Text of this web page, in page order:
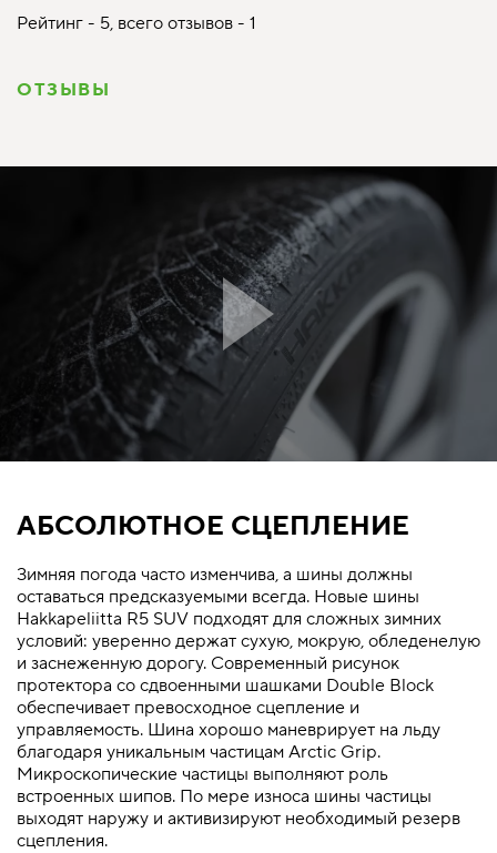
Рейтинг - 5, всего отзывов - 1
ОТЗЫВЫ
АБСОЛЮТНОЕ СЦЕПЛЕНИЕ
Зимняя погода часто изменчива, а шины должны
оставаться предсказуемыми всегда. Новые шины
Hakkapeliitta R5 SUV подходят для сложных зимних
условий: уверенно держат сухую, мокрую, обледенелую
и заснеженную дорогу. Современный рисунок
протектора со сдвоенными шашками Double Block
обеспечивает превосходное сцепление и
управляемость. Шина хорошо маневрирует на льду
благодаря уникальным частицам Arctic Grip.
Микроскопические частицы выполняют роль
встроенных шипов. По мере износа шины частицы
выходят наружу и активизируют необходимый резерв
сцепления.